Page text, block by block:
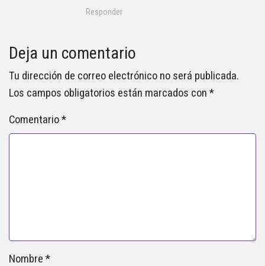
Responder
Deja un comentario
Tu dirección de correo electrónico no será publicada.
Los campos obligatorios están marcados con *
Comentario*
Nombre *